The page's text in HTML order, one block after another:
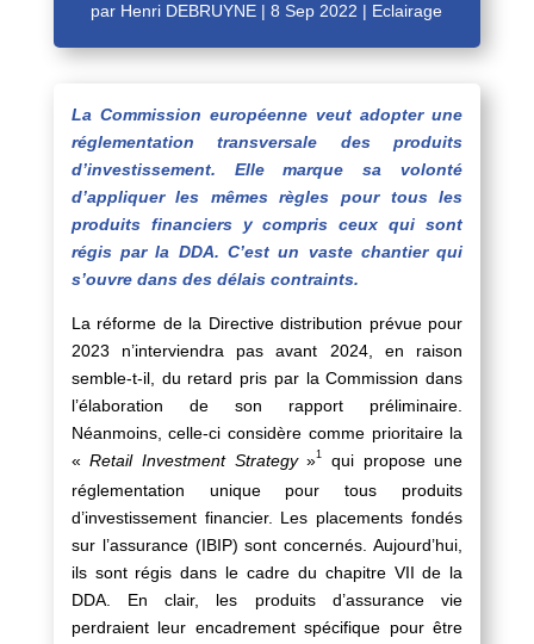
par Henri DEBRUYNE |8 Sep 2022 | Eclairage
La Commission européenne veut adopter une
réglementation transversale des produits
d’investissement. Elle marque sa volonté
d’appliquer les mêmes règles pour tous les
produits financiers y compris ceux qui sont
régis par la DDA. C’est un vaste chantier qui
s’ouvre dans des délais contraints.
La réforme de la Directive distribution prévue pour
2023 n’interviendra pas avant 2024, en raison
semble-t-il, du retard pris par la Commission dans
l’élaboration de son rapport préliminaire.
Néanmoins, celle-ci considère comme prioritaire la
«Retail Investment Strategy»1
qui propose une
réglementation unique pour tous produits
d’investissement financier. Les placements fondés
sur l’assurance (IBIP) sont concernés. Aujourd’hui,
ils sont régis dans le cadre du chapitre VII de la
DDA. En clair, les produits d’assurance vie
perdraient leur encadrement spécifique pour être